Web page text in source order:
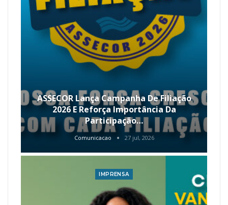
ASSECOR Lança Campanha De Filiação
2026 E Reforça Importância Da
Participação…
Comunicacao 27 jul, 2026
IMPRENSA